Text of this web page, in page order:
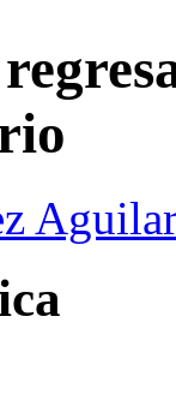
Aguilar